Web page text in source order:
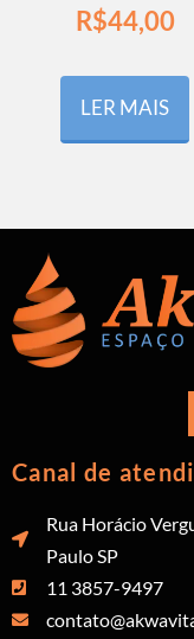
R$44,00
LER MAIS
Canal de
Rua Horácio
Paulo SP
11 3857-9497